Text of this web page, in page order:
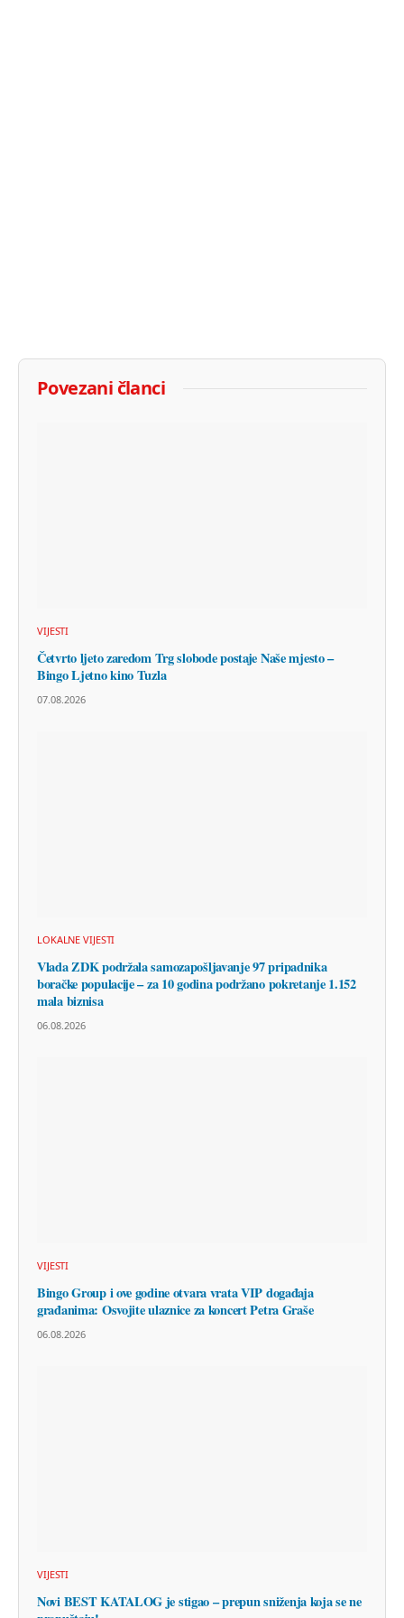
Povezani članci
VIJESTI
Četvrto ljeto zaredom Trg slobode postaje Naše mjesto –
Bingo Ljetno kino Tuzla
07.08.2026
LOKALNE VIJESTI
Vlada ZDK podržala samozapošljavanje 97 pripadnika
boračke populacije – za 10 godina podržano pokretanje 1.152
mala biznisa
06.08.2026
VIJESTI
Bingo Group i ove godine otvara vrata VIP događaja
građanima: Osvojite ulaznice za koncert Petra Graše
06.08.2026
VIJESTI
Novi BEST KATALOG je stigao – prepun sniženja koja se ne